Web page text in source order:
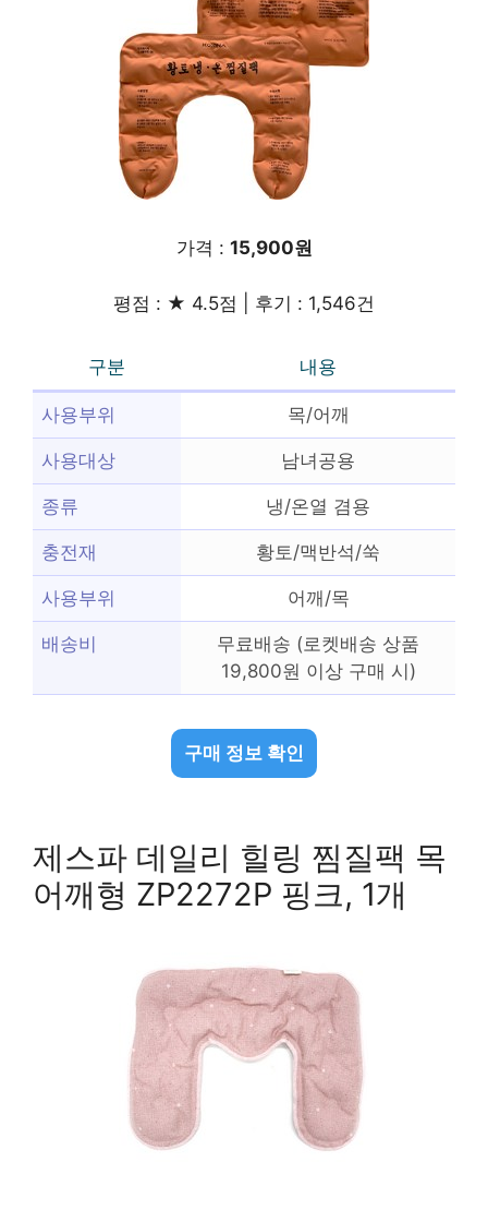
가격 : 15,900원
평점 : ★ 4.5점 | 후기 : 1,546건
구분 내용
사용부위 목/어깨
사용대상 남녀공용
종류 냉/온열 겸용
충전재 황토/맥반석/쑥
사용부위 어깨/목
배송비
무료배송 (로켓배송 상품
19,800원 이상 구매 시)
구매 정보 확인
제스파 데일리 힐링 찜질팩 목
어깨형 ZP2272P 핑크, 1개